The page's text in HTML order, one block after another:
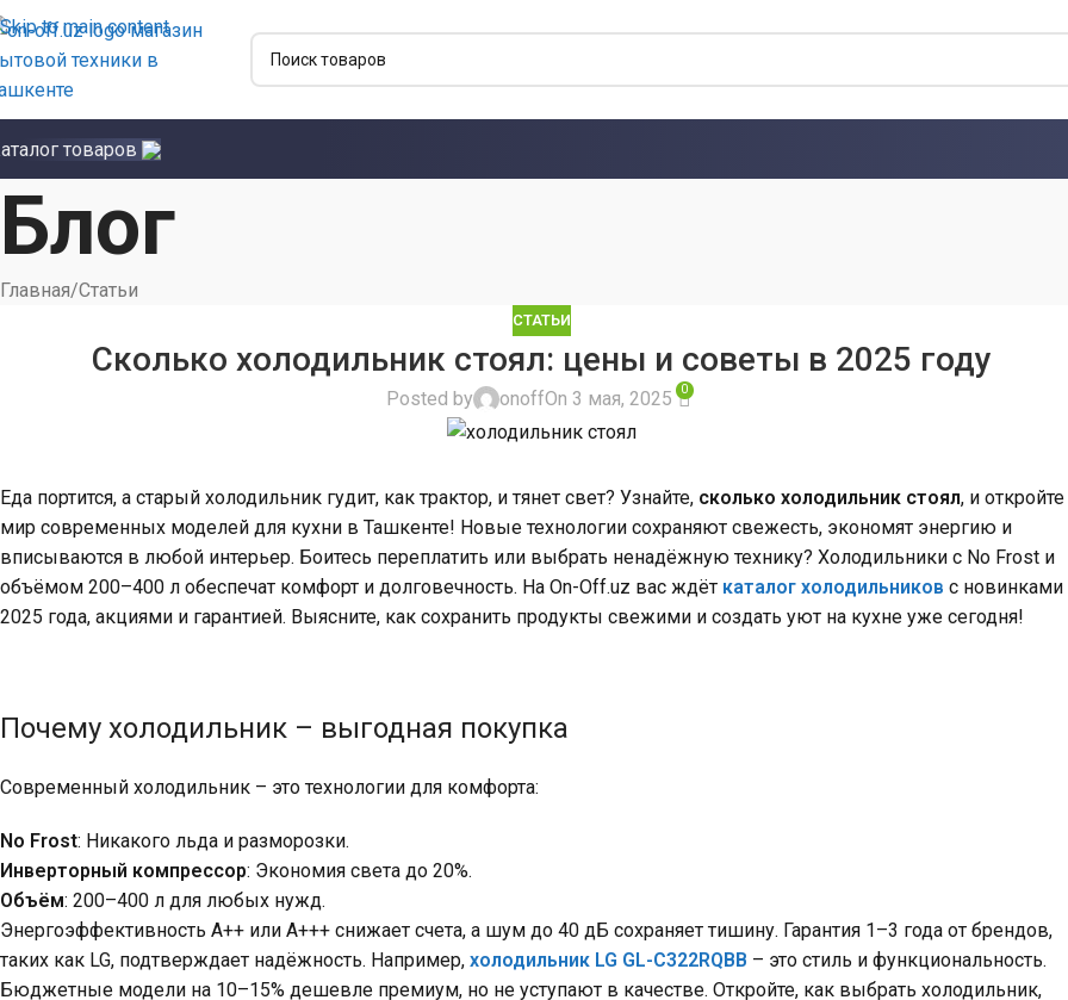
Skip to main content
товаров
Блог
Главная Статьи
СТАТЬИ
Сколько холодильник стоял: цены и советы в 2025 году
Posted by onoffOn 3 мая, 2025 0
Еда портится, а старый холодильник гудит, как трактор, и тянет свет? Узнайте, сколько холодильник стоял, и откройте
мир современных моделей для кухни в Ташкенте! Новые технологии сохраняют свежесть, экономят энергию и
вписываются в любой интерьер. Боитесь переплатить или выбрать ненадёжную технику? Холодильники с No Frost и
объёмом 200–400 л обеспечат комфорт и долговечность. На On-Off.uz вас ждёт каталог холодильников с новинками
2025 года, акциями и гарантией. Выясните, как сохранить продукты свежими и создать уют на кухне уже сегодня!
Почему холодильник – выгодная покупка
Современный холодильник – это технологии для комфорта:
No Frost: Никакого льда и разморозки.
Инверторный компрессор: Экономия света до 20%.
Объём: 200–400 л для любых нужд.
Энергоэффективность A++ или A+++ снижает счета, а шум до 40 дБ сохраняет тишину. Гарантия 1–3 года от брендов,
таких как LG, подтверждает надёжность. Например, холодильник LG GL-C322RQBB – это стиль и функциональность.
Бюджетные модели на 10–15% дешевле премиум, но не уступают в качестве. Откройте, как выбрать холодильник,